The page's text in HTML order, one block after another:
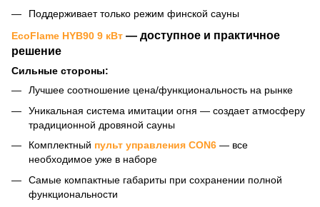
Поддерживает только режим финской сауны
EcoFlame HYB90 9 кВт — доступное и практичное
решение
Сильные стороны:
Лучшее соотношение цена/функциональность на рынке
Уникальная система имитации огня — создает атмосферу
традиционной дровяной сауны
Комплектный пульт управления CON6 — все
необходимое уже в наборе
Самые компактные габариты при сохранении полной
функциональности